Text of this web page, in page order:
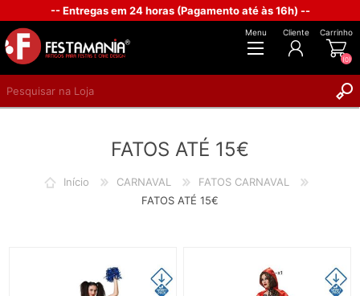
-- Entregas em 24 horas (Pagamento até às 16h) --
Menu Cliente Carrinho
(0)
FATOS ATÉ 15€
Início CARNAVAL
FATOS CARNAVAL
FATOS ATÉ 15€